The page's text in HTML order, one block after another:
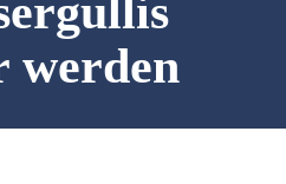
werden